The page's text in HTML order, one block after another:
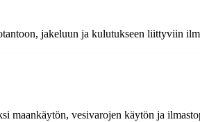
jakeluun ja kulutukseen liittyviin
maankäytön, vesivarojen käytön ja